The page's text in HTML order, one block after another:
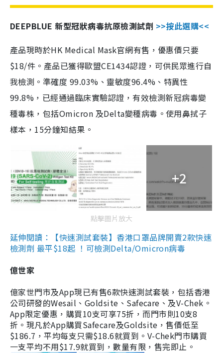
DEEPBLUE 新型冠狀病毒抗原檢測試劑 >>按此選購<<
產品現時於HK Medical Mask官網有售，優惠價只要
$18/件。產品已獲得歐盟CE1434認證，可供民眾進行自
我檢測。準確度 99.03%、靈敏度96.4%、特異性
99.8%，已經通過臨床實驗認證，有效檢測新冠病毒變
種毒株，包括Omicron 及Delta變種病毒。使用鼻拭子
樣本，15分鐘知結果。
+2
點擊圖片放大
延伸閱讀：【快速測試套裝】香港口罩品牌開賣2款快速
檢測劑 最平$18起 ！可檢測Delta/Omicron病毒
億世家
億家世門市及App現已有售6款快速測試套裝，包括香港
公司研發的Wesail、Goldsite、Safecare、及V-Chek。
App限定優惠，購買10支可享75折，而門市則10支8
折。現凡於App購買Safecare及Goldsite，售價低至
$186.7，平均每支只需$18.6就買到。V-Chek門市購買
一支平均不用$17.9就買到，數量有限，售完即止。